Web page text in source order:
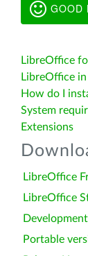
GOOD
LibreOffice
LibreOffice
How do I
System
Extensions
LibreOffice
LibreOffice
Portable